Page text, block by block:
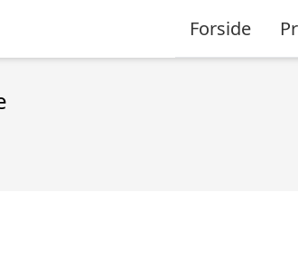
Forside